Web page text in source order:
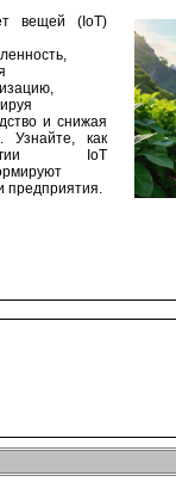
вещей (IoT)
и снижая
Узнайте, как
IoT
предприятия.